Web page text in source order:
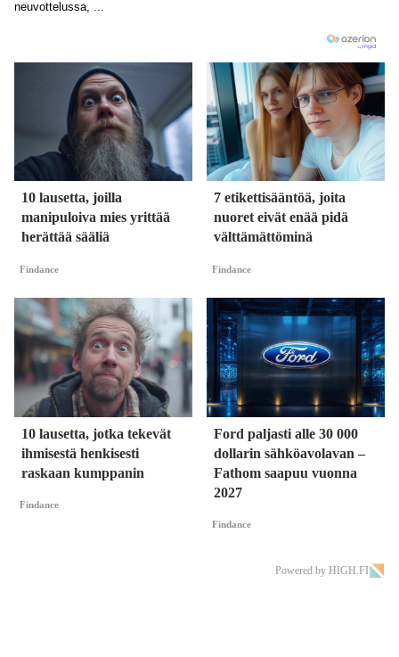
10 lausetta, joilla
manipuloiva mies yrittää
herättää sääliä
Findance
7 etikettisääntöä, joita
nuoret eivät enää pidä
välttämättöminä
Findance
10 lausetta, jotka tekevät
ihmisestä henkisesti
raskaan kumppanin
Findance
Ford paljasti alle 30 000
dollarin sähköavolavan –
Fathom saapuu vuonna
2027
Findance
Powered by HIGH.FI